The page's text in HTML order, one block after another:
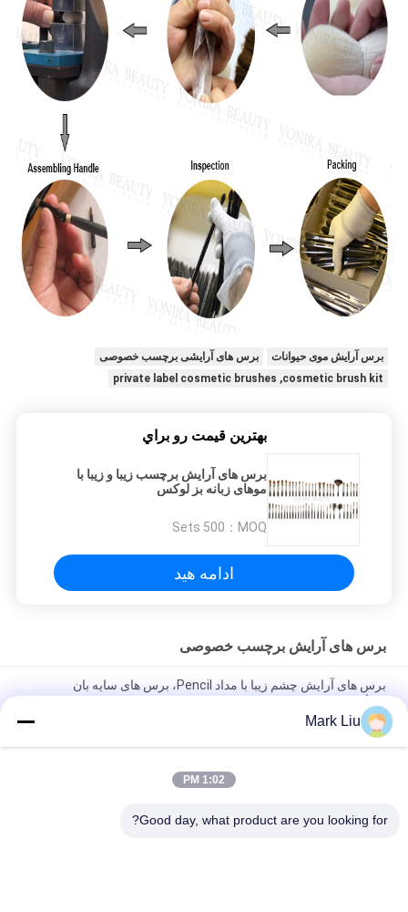
برس آرایش موی حیوانات
برس های آرایشی برچسب خصوصی
private label cosmetic brushes ,cosmetic brush kit
بهترين قيمت رو براي
برس های آرایش برچسب زیبا و زیبا با
موهای زبانه بز لوکس
MOQ：
500 Sets
ادامه هید
برس های آرایش برچسب خصوصی
برس های آرایش چشم زیبا با مداد Pencil، برس های سایه بان
سفارشی خوب
برای پایه / کانتور
برچسب های مخصوص آرایش برچسب های برجسته کوچک مخصوص
Mark Liu
1:02 PM
Good day, what product are you looking for?